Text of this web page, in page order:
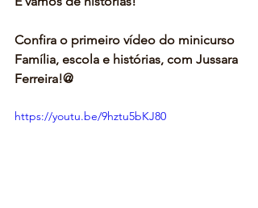
Confira o primeiro vídeo do minicurso
Família, escola e histórias, com Jussara
Ferreira!@
https://youtu.be/9hztu5bKJ80